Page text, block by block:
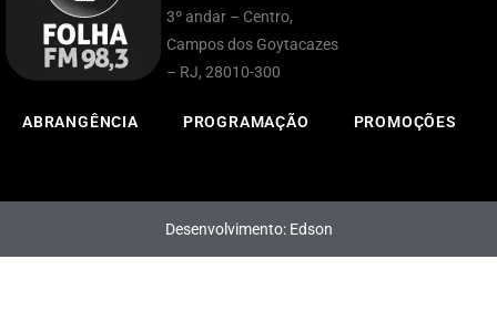
3º andar – Centro,
Campos dos Goytacazes
– RJ, 28010-300
ABRANGÊNCIA PROGRAMAÇÃO PROMOÇÕES
Desenvolvimento: Edson